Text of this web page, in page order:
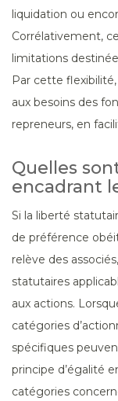
liquidation ou
Corrélativement,
limitations
Par cette
aux besoins des
repreneurs, en
Quelles
encadrant
Si la liberté
de préférence
relève des
statutaires
aux actions.
catégories
spécifiques
principe d’égalité
catégories